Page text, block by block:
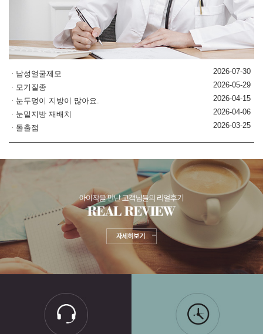
남성얼굴제모
2026-07-30
모기질종
2026-05-29
눈두덩이 지방이 많아요.
2026-04-15
눈밑지방 재배치
2026-04-06
돌출점
2026-03-25